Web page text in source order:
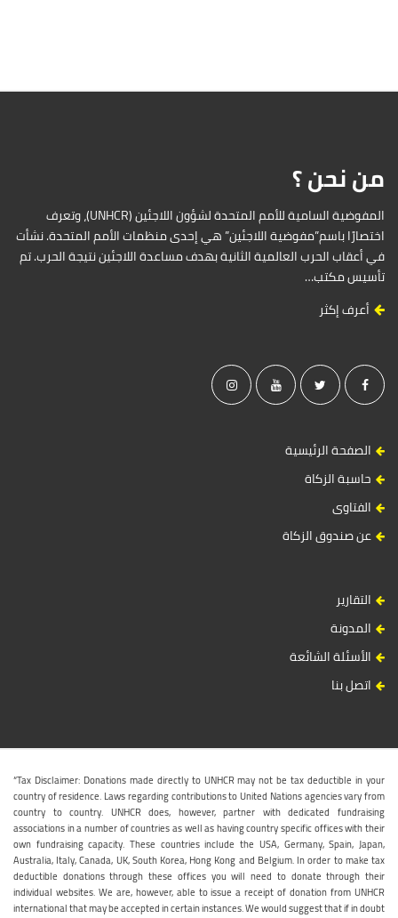
e
e
b
a
r
من نحن ؟
المفوضية السامية للأمم المتحدة لشؤون اللاجئين (UNHCR)، وتعرف
اختصارًا باسم”مفوضية اللاجئين” هي إحدى منظمات الأمم المتحدة. نشأت
في أعقاب الحرب العالمية الثانية بهدف مساعدة اللاجئين نتيجة الحرب. تم
تأسيس مكتب…
أعرف إكثر
الصفحة الرئيسية
حاسبة الزكاة
الفتاوى
عن صندوق الزكاة
التقارير
المدونة
الأسئلة الشائعة
اتصل بنا
“Tax Disclaimer: Donations made directly to UNHCR may not be tax deductible in your
country of residence. Laws regarding contributions to United Nations agencies vary from
country to country. UNHCR does, however, partner with dedicated fundraising
associations in a number of countries as well as having country specific offices with their
own fundraising capacity. These countries include the USA, Germany, Spain, Japan,
Australia, Italy, Canada, UK, South Korea, Hong Kong and Belgium. In order to make tax
deductible donations through these offices you will need to donate through their
individual websites. We are, however, able to issue a receipt of donation from UNHCR
international that may be accepted in certain instances. We would suggest that if in doubt